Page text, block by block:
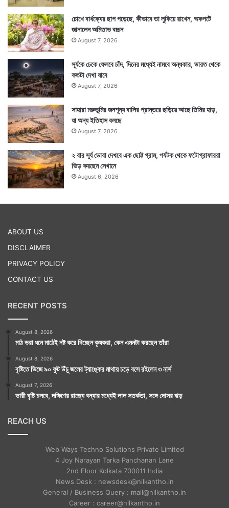
চোখে বার্ধক্যের ছাপ পড়েছে, কীভাবে তা লুকিয়ে রাখেন, অকপটে
জানালেন অমিতাভ বচ্চন
August 7, 2026
সূর্যকে ঢেকে ফেলবে চাঁদ, দিনের মধ্যেই নামবে অন্ধকার, ভারত থেকে
কতটা দেখা যাবে
August 7, 2026
সাহারা মরুভূমির জনশূন্য বালির প্রান্তরে ছড়িয়ে আছে তিমির হাড়,
যা অন্য ইতিহাস বলছে
August 7, 2026
২ বার সূর্য ডোবা দেখবে এক ছোট্ট গ্রাম, পর্যটক থেকে ফটোগ্রাফাররা
ভিড় করছেন সেখানে
August 6, 2026
ABOUT US
DISCLAIMER
PRIVACY POLICY
CONTACT US
RECENT POSTS
August 8, 2026
মাঠ ভরা ধনে মাঠেই নষ্ট করে দিচ্ছেন কৃষকরা, কেন এমনটা করছেন তাঁরা
August 8, 2026
বৃষ্টিতে ভিজে ৯০ ফুট উঁচু জলের ট্যাঙ্কের মাথায় চড়ে বসে রইলেন ৩ নার্স
August 7, 2026
ভারী বৃষ্টি চলবে, দক্ষিণের রাজ্যে বন্যার মধ্যেই লাল সতর্কতা, সঙ্গে দোসর ঝড়
REACH US
Web Ways Techno Solutions Private Limited
4 Joy Narayan Tarka Panchanan Lane
2nd Floor Kolkata 700011 India
News Desk : newsdesk@nilkantho.in
General / Business Query : mail@nilkantho.in
Career : career@nilkantho.in